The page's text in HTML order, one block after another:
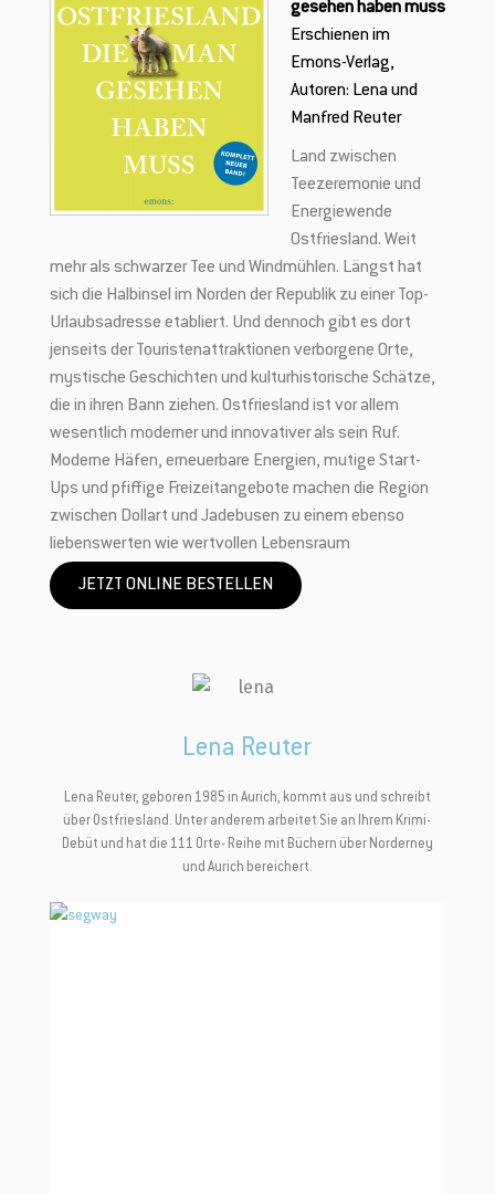
gesehen haben muss
Erschienen im
Emons-Verlag,
Autoren: Lena und
Manfred Reuter
Land zwischen
Teezeremonie und
Energiewende
Ostfriesland. Weit
mehr als schwarzer Tee und Windmühlen. Längst hat
sich die Halbinsel im Norden der Republik zu einer Top-
Urlaubsadresse etabliert. Und dennoch gibt es dort
jenseits der Touristenattraktionen verborgene Orte,
mystische Geschichten und kulturhistorische Schätze,
die in ihren Bann ziehen. Ostfriesland ist vor allem
wesentlich moderner und innovativer als sein Ruf.
Moderne Häfen, erneuerbare Energien, mutige Start-
Ups und pfiffige Freizeitangebote machen die Region
zwischen Dollart und Jadebusen zu einem ebenso
liebenswerten wie wertvollen Lebensraum
JETZT ONLINE BESTELLEN
Lena Reuter
Lena Reuter, geboren 1985 in Aurich, kommt aus und schreibt
über Ostfriesland. Unter anderem arbeitet Sie an Ihrem Krimi-
Debüt und hat die 111 Orte- Reihe mit Büchern über Norderney
und Aurich bereichert.
bekommst Infos zu neuen Partnern, attraktiven Sonderaktionen und
neuen Beiträgen in unserem Heimatliebe-Blog aus erster Hand.
Du erhältst nach Registrierung eine e-Mail mit dem Gutscheincode.
Diesen kannst Du bei Deiner nächsten Bestellung einer
OSTFRIESLANDCARD einsetzen. Er ist jedoch nicht mit anderen